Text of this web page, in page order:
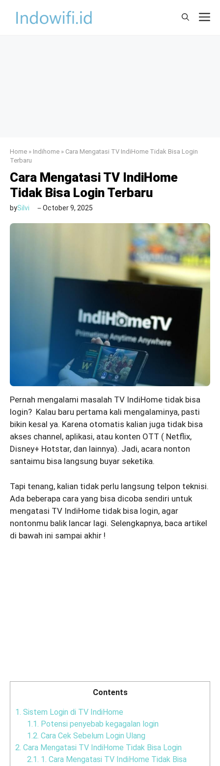
Home » Indihome » Cara Mengatasi TV IndiHome Tidak Bisa Login
Terbaru
Cara Mengatasi TV IndiHome
Tidak Bisa Login Terbaru
bySilvi October 9, 2025
Pernah mengalami masalah TV IndiHome tidak bisa
login? Kalau baru pertama kali mengalaminya, pasti
bikin kesal ya. Karena otomatis kalian juga tidak bisa
akses channel, aplikasi, atau konten OTT ( Netflix,
Disney+ Hotstar, dan lainnya). Jadi, acara nonton
santaimu bisa langsung buyar seketika.
Tapi tenang, kalian tidak perlu langsung telpon teknisi.
Ada beberapa cara yang bisa dicoba sendiri untuk
mengatasi TV IndiHome tidak bisa login, agar
nontonmu balik lancar lagi. Selengkapnya, baca artikel
di bawah ini sampai akhir !
Contents
1. Sistem Login di TV IndiHome
1.1. Potensi penyebab kegagalan login
1.2. Cara Cek Sebelum Login Ulang
2. Cara Mengatasi TV IndiHome Tidak Bisa Login
2.1. 1. Cara Mengatasi TV IndiHome Tidak Bisa